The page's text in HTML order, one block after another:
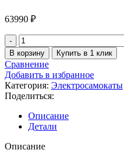
63990 ₽
Количество
товара
Kugoo
Kirin
C2
pro
В корзину Купить в 1 клик
Сравнение
Добавить в избранное
Категория: Электросамокаты
Поделиться:
Описание
Детали
Описание